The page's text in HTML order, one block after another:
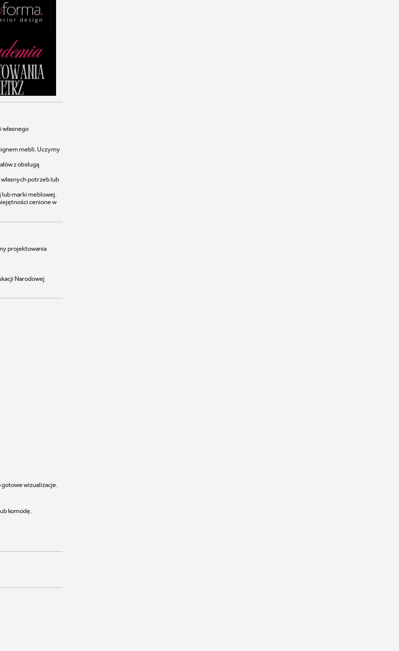
mebli. Uczymy
z obsługą
potrzeb lub
marki meblowej.
cenione w
projektowania
Narodowej
wizualizacje.
komodę.